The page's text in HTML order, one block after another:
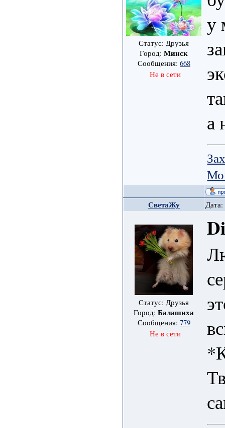
Статус: Друзья
Город:Минск
Сообщения: 668
Не в сети
у
а
СветаЖу
Статус: Друзья
Город:Балашиха
Сообщения: 779
Не в сети